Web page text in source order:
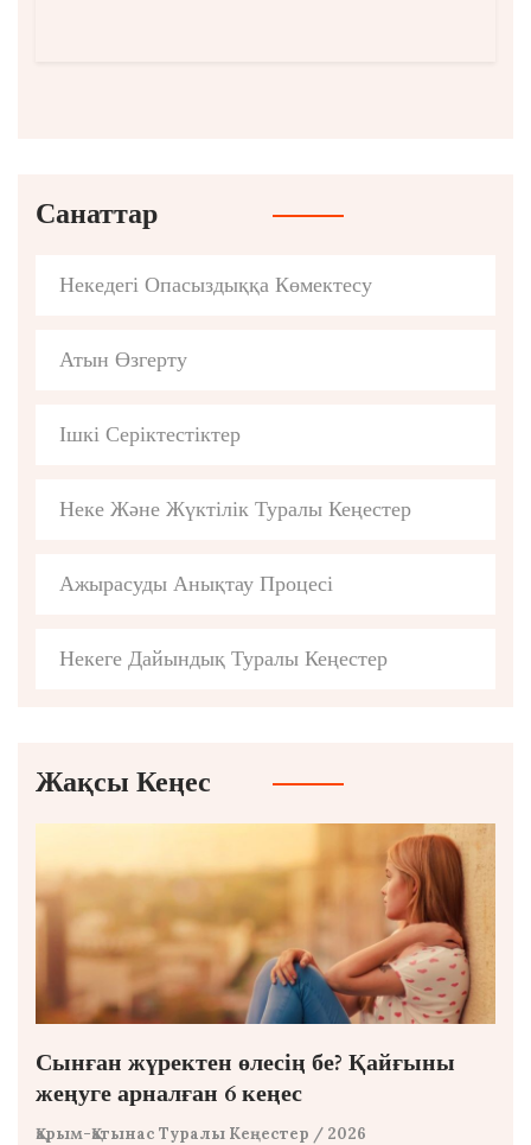
Санаттар
Некедегі Опасыздыққа Көмектесу
Атын Өзгерту
Ішкі Серіктестіктер
Неке Және Жүктілік Туралы Кеңестер
Ажырасуды Анықтау Процесі
Некеге Дайындық Туралы Кеңестер
Жақсы Кеңес
Сынған жүректен өлесің бе? Қайғыны
жеңуге арналған 6 кеңес
Қарым-Қатынас Туралы Кеңестер / 2026